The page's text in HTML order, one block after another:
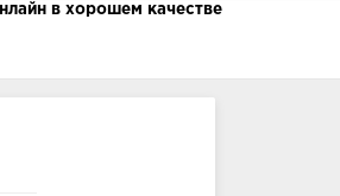
в хорошем качестве